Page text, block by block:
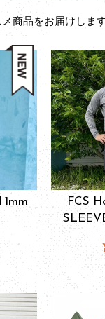
商品をお届けします
FCS